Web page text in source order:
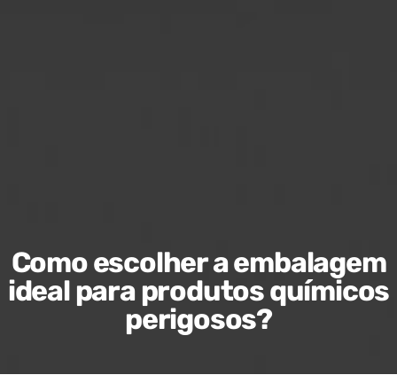
Como escolher a embalagem
ideal para produtos químicos
perigosos?